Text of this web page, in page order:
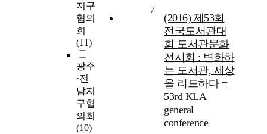
지구
협의
회
(11)
광주
·전
남지
구협
의회
(10)
7
(2016) 제53회
전국도서관대
회 도서관문화
전시회 : 변화하
는 도서관, 세상
을 리드하다 =
53rd KLA
general
conference